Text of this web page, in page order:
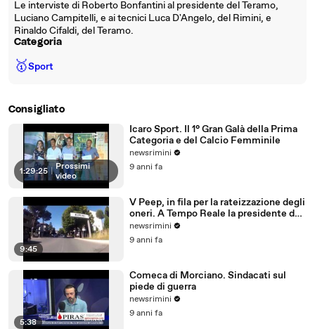
Le interviste di Roberto Bonfantini al presidente del Teramo,
Luciano Campitelli, e ai tecnici Luca D'Angelo, del Rimini, e
Rinaldo Cifaldi, del Teramo.
Categoria
🥇Sport
Consigliato
1:29:25 | Prossimi
video
Icaro Sport. Il 1° Gran Galà della Prima
Categoria e del Calcio Femminile
newsrimini
9 anni fa
9:45
V Peep, in fila per la rateizzazione degli
oneri. A Tempo Reale la presidente del
Comitato
newsrimini
9 anni fa
5:38
Comeca di Morciano. Sindacati sul
piede di guerra
newsrimini
9 anni fa